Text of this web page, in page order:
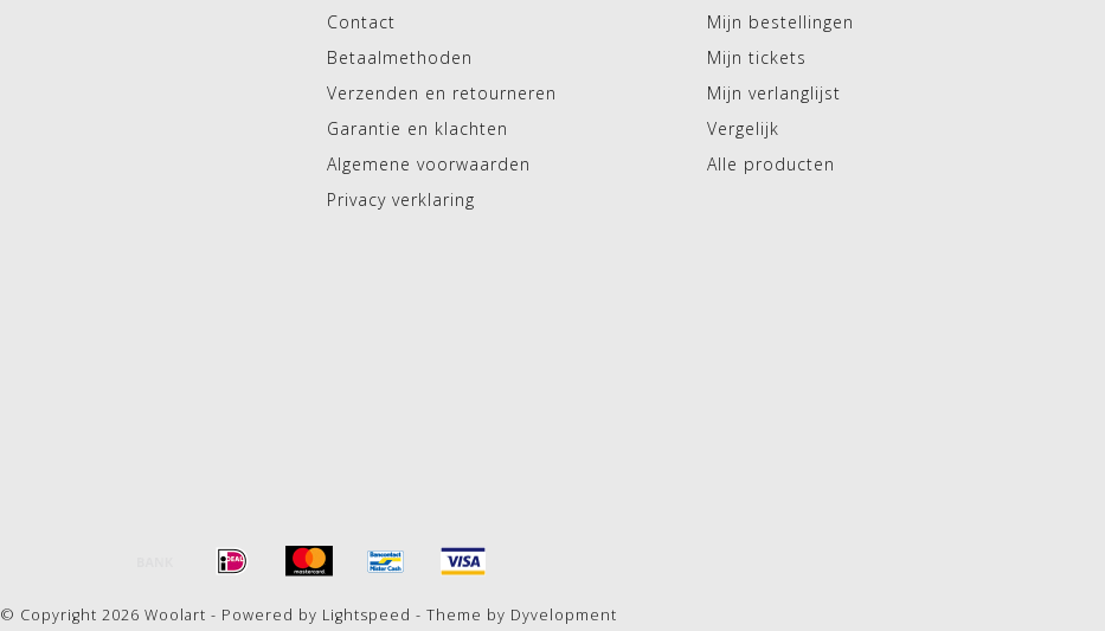
Contact
Betaalmethoden
Verzenden en retourneren
Garantie en klachten
Algemene voorwaarden
Privacy verklaring
Mijn bestellingen
Mijn tickets
Mijn verlanglijst
Vergelijk
Alle producten
© Copyright 2026 Woolart - Powered by Lightspeed - Theme by Dyvelopment